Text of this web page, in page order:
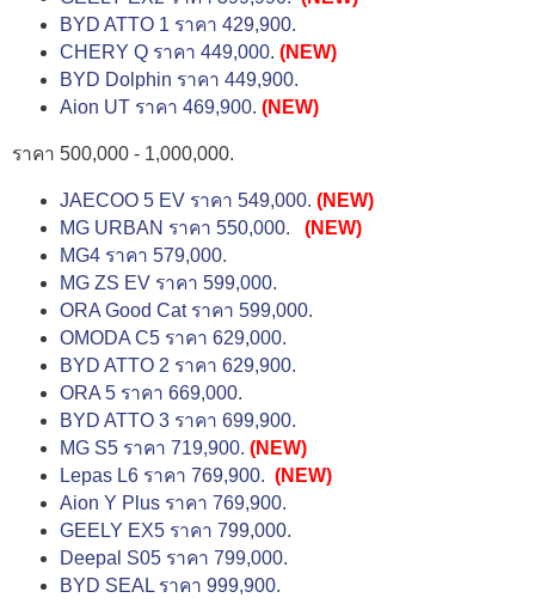
BYD ATTO 1 ราคา 429,900.
CHERY Q ราคา 449,000. (NEW)
BYD Dolphin ราคา 449,900.
Aion UT ราคา 469,900. (NEW)
ราคา 500,000 - 1,000,000.
JAECOO 5 EV ราคา 549,000. (NEW)
MG URBAN ราคา 550,000.
(NEW)
MG4 ราคา 579,000.
MG ZS EV ราคา 599,000.
ORA Good Cat ราคา 599,000.
OMODA C5 ราคา 629,000.
BYD ATTO 2 ราคา 629,900.
ORA 5 ราคา 669,000.
BYD ATTO 3 ราคา 699,900.
MG S5 ราคา 719,900. (NEW)
Lepas L6 ราคา 769,900. (NEW)
Aion Y Plus ราคา 769,900.
GEELY EX5 ราคา 799,000.
Deepal S05 ราคา 799,000.
BYD SEAL ราคา 999,900.